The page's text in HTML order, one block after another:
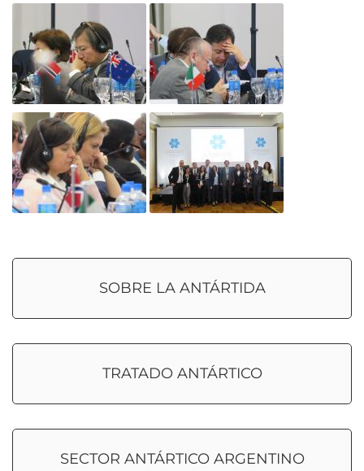
SOBRE LA ANTÁRTIDA
TRATADO ANTÁRTICO
SECTOR ANTÁRTICO ARGENTINO